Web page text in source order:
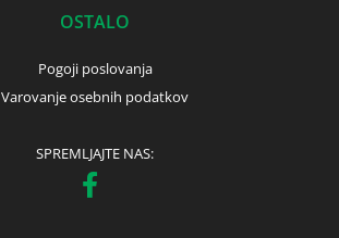
OSTALO
Pogoji poslovanja
Varovanje osebnih podatkov
SPREMLJAJTE NAS: